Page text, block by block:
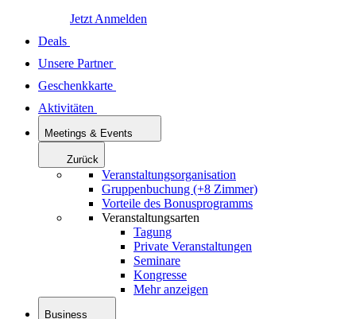
Jetzt Anmelden
Deals
Unsere Partner
Geschenkkarte
Aktivitäten
Meetings & Events
Zurück
Veranstaltungsorganisation
Gruppenbuchung (+8 Zimmer)
Vorteile des Bonusprogramms
Veranstaltungsarten
Tagung
Private Veranstaltungen
Seminare
Kongresse
Mehr anzeigen
Business